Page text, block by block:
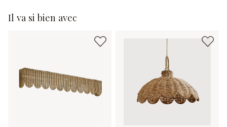
Il va si bien avec